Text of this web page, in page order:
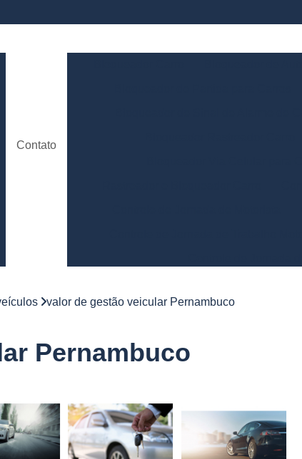
Contato
Controle de Jornada Motorista
Controle de Abastecimento de
Controle de Frota
Controle de Frota de Caminhões
Controle de Manutenção de Frota de
valor de gestão veicular Pernambuco
Pernambuco